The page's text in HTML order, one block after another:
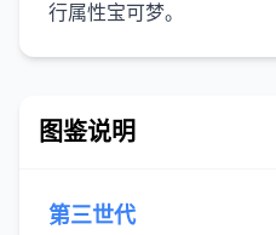
图鉴说明
第三世代